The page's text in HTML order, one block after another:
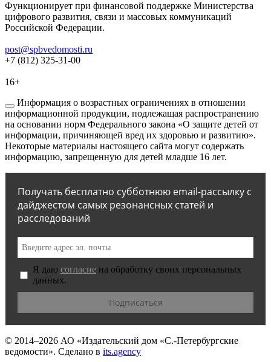
Функционирует при финансовой поддержке Министерства
цифрового развития, связи и массовых коммуникаций
Российской Федерации.
post@spbvedomosti.ru
+7 (812) 325-31-00
16+
Информация о возрастных ограничениях в отношении
информационной продукции, подлежащая распространению
на основании норм Федерального закона «О защите детей от
информации, причиняющей вред их здоровью и развитию».
Некоторые материалы настоящего сайта могут содержать
информацию, запрещенную для детей младше 16 лет.
Получать бесплатно субботнюю email-рассылку с
дайджестом самых резонансных статей и
расследований
Я даю согласие на обработку своих персональных
данных.
© 2014–2026 АО «Издательский дом «С.-Петербургские
ведомости». Сделано в its.agency